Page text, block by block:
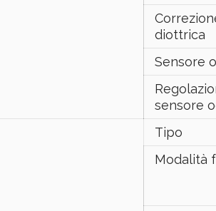
diottrica
Sensore
sensore
Tipo
Modalità